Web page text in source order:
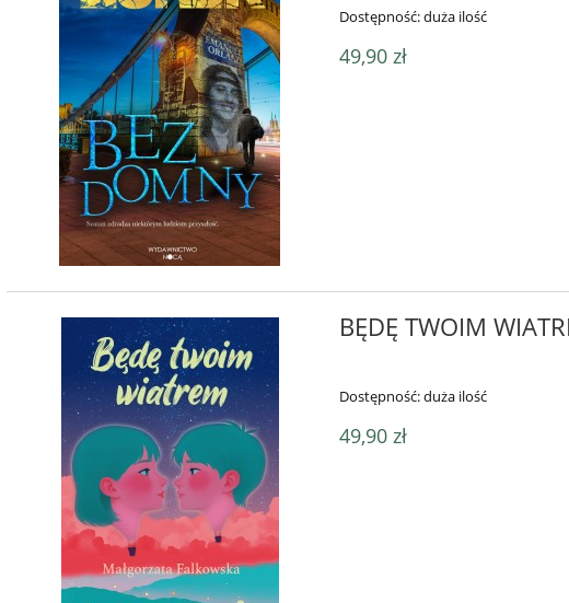
POWIEDZ MI PRAWDĘ - Justyna
Spandel
31,90 zł
Cena regularna: 51,90 zł
Dostępność:duża ilość
49,90 zł
BĘDĘ TWOIM
Dostępność:duża ilość
49,90 zł